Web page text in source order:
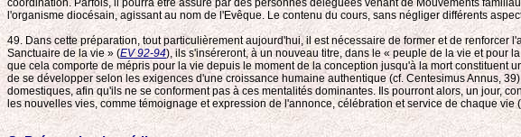
coordination. Parfois, il pourra être assuré par des personnes déléguées venant de Mouvements
l'organisme diocésain, agissant au nom de l'Evêque. Le contenu du cours, sans négliger différents
49. Dans cette préparation, tout particulièrement aujourd'hui, il est nécessaire de former et de
Sanctuaire de la vie » (EV 92-94), ils s'inséreront, à un nouveau titre, dans le « peuple de la vie et pour
que cela comporte de mépris pour la vie depuis le moment de la conception jusqu'à la mort
de se développer selon les exigences d'une croissance humaine authentique (cf. Centesimus Annus,
domestiques, afin qu'ils ne se conforment pas à ces mentalités dominantes. Ils pourront alors, un jour,
les nouvelles vies, comme témoignage et expression de l'annonce, célébration et service de chaque vie